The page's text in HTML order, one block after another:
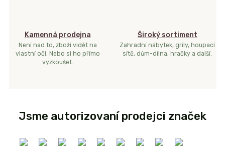
Kamenná prodejna
Není nad to, zboží vidět na
vlastní oči. Nebo si ho přímo
vyzkoušet.
Široký sortiment
Zahradní nábytek, grily, houpací
sítě, dům-dílna, hračky a další.
Jsme autorizovaní prodejci značek